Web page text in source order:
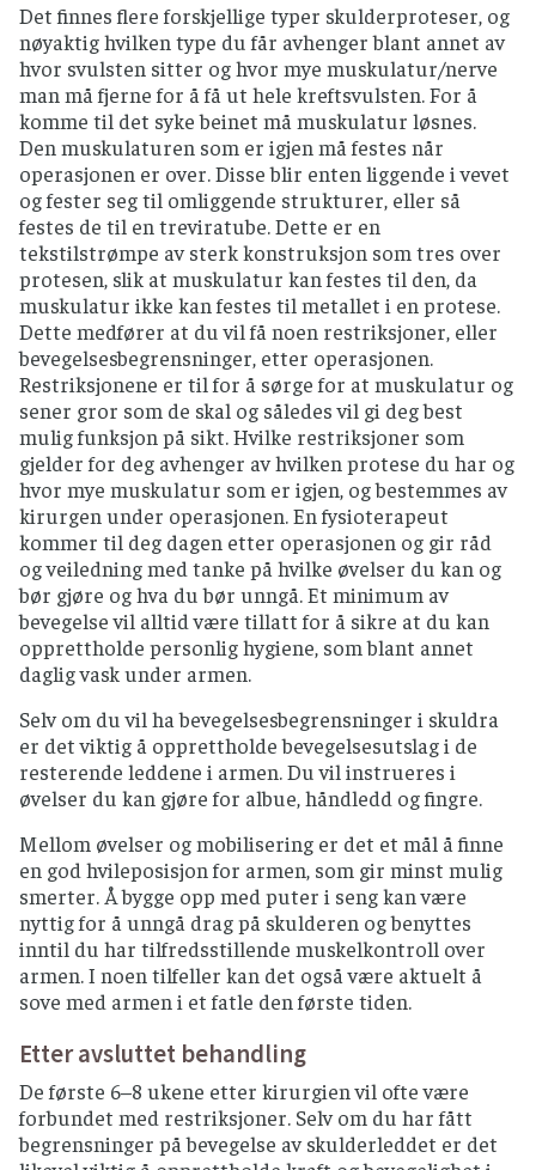
Det finnes flere forskjellige typer skulderproteser, og
nøyaktig hvilken type du får avhenger blant annet av
hvor svulsten sitter og hvor mye muskulatur/nerve
man må fjerne for å få ut hele kreftsvulsten. For å
komme til det syke beinet må muskulatur løsnes.
Den muskulaturen som er igjen må festes når
operasjonen er over. Disse blir enten liggende i vevet
og fester seg til omliggende strukturer, eller så
festes de til en treviratube. Dette er en
tekstilstrømpe av sterk konstruksjon som tres over
protesen, slik at muskulatur kan festes til den, da
muskulatur ikke kan festes til metallet i en protese.
Dette medfører at du vil få noen restriksjoner, eller
bevegelsesbegrensninger, etter operasjonen.
Restriksjonene er til for å sørge for at muskulatur og
sener gror som de skal og således vil gi deg best
mulig funksjon på sikt. Hvilke restriksjoner som
gjelder for deg avhenger av hvilken protese du har og
hvor mye muskulatur som er igjen, og bestemmes av
kirurgen under operasjonen. En fysioterapeut
kommer til deg dagen etter operasjonen og gir råd
og veiledning med tanke på hvilke øvelser du kan og
bør gjøre og hva du bør unngå. Et minimum av
bevegelse vil alltid være tillatt for å sikre at du kan
opprettholde personlig hygiene, som blant annet
daglig vask under armen.
Selv om du vil ha bevegelsesbegrensninger i skuldra
er det viktig å opprettholde bevegelsesutslag i de
resterende leddene i armen. Du vil instrueres i
øvelser du kan gjøre for albue, håndledd og fingre.
Mellom øvelser og mobilisering er det et mål å finne
en god hvileposisjon for armen, som gir minst mulig
smerter. Å bygge opp med puter i seng kan være
nyttig for å unngå drag på skulderen og benyttes
inntil du har tilfredsstillende muskelkontroll over
armen. I noen tilfeller kan det også være aktuelt å
sove med armen i et fatle den første tiden.
Etter avsluttet behandling
De første 6–8 ukene etter kirurgien vil ofte være
forbundet med restriksjoner. Selv om du har fått
begrensninger på bevegelse av skulderleddet er det